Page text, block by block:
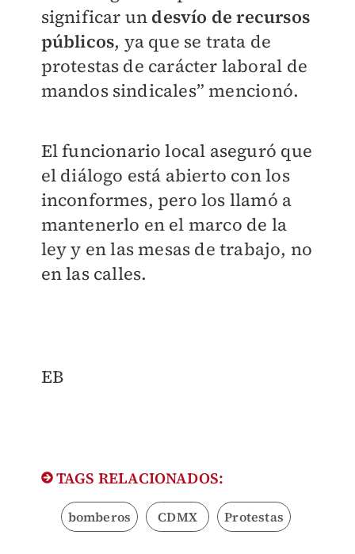
significar un desvío de recursos
públicos, ya que se trata de
protestas de carácter laboral de
mandos sindicales” mencionó.
El funcionario local aseguró que
el diálogo está abierto con los
inconformes, pero los llamó a
mantenerlo en el marco de la
leyy en las mesas de trabajo, no
en las calles.
EB
TAGS RELACIONADOS:
bomberos CDMX Protestas